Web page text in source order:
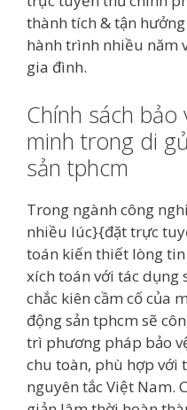
thành tích & tận
hành trình nhiều năm
gia đình.
Chính sách
minh trong di
sản tphcm
Trong ngành công
nhiều lúc}{đặt trực
toán kiến thiết lòng
xích toán với tác dụng
chắc kiên cầm cố của
động sản tphcm sẽ
trì phương pháp bảo
chu toàn, phù hợp với
nguyên tắc Việt Nam.